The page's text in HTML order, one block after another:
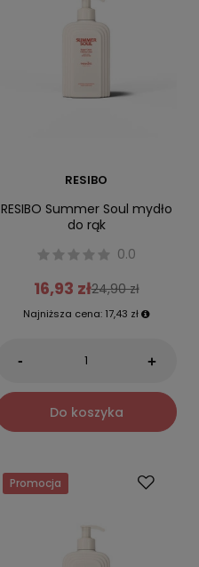
RESIBO
RESIBO Summer Soul mydło
do rąk
0.0
16,93 zł24,90 zł
Najniższa cena: 17,43 zł
- +
Do koszyka
Promocja